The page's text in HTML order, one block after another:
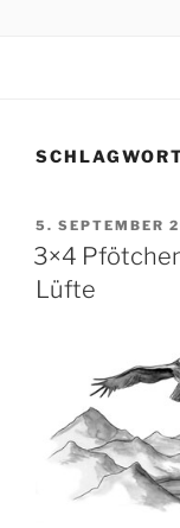
AM
5. SEPTEMBER
3×4
Lüfte